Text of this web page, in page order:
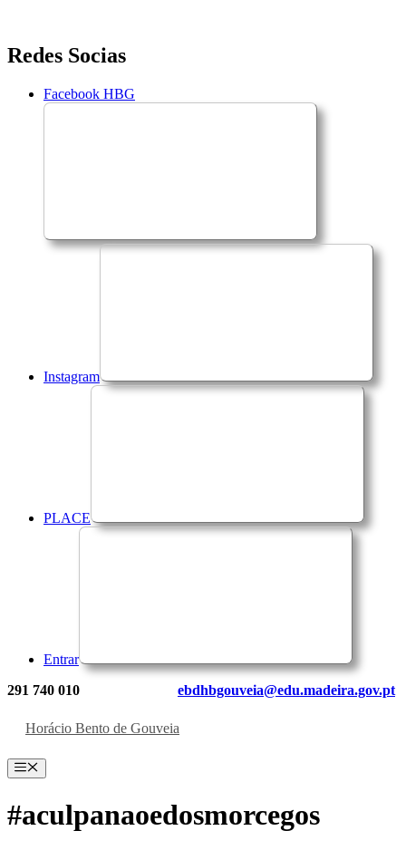
Saltar
para
conteúdo
Redes Socias
Facebook HBG
Instagram
PLACE
Entrar
291 740 010 ebdhbgouveia@edu.madeira.gov.pt
Horácio Bento de Gouveia
Menu
#aculpanaoedosmorcegos